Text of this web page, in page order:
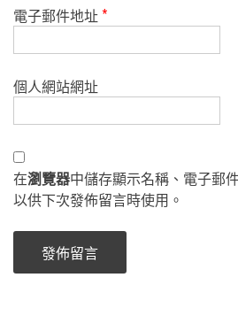
電子郵件地址*
個人網站網址
在瀏覽器中儲存顯示名稱、電子郵
以供下次發佈留言時使用。